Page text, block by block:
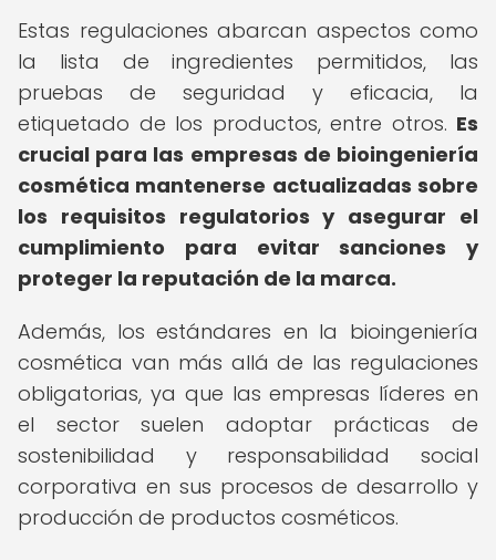
Estas regulaciones abarcan aspectos como
la lista de ingredientes permitidos, las
pruebas de seguridad y eficacia, la
etiquetado de los productos, entre otros. Es
crucial para las empresas de bioingeniería
cosmética mantenerse actualizadas sobre
los requisitos regulatorios y asegurar el
cumplimiento para evitar sanciones y
proteger la reputación de la marca.
Además, los estándares en la bioingeniería
cosmética van más allá de las regulaciones
obligatorias, ya que las empresas líderes en
el sector suelen adoptar prácticas de
sostenibilidad y responsabilidad social
corporativa en sus procesos de desarrollo y
producción de productos cosméticos.